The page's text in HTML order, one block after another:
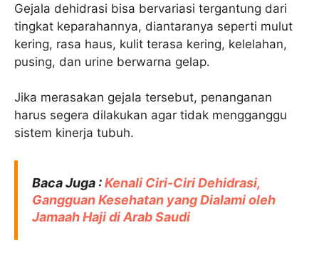
Gejala dehidrasi bisa bervariasi tergantung dari
tingkat keparahannya, diantaranya seperti mulut
kering, rasa haus, kulit terasa kering, kelelahan,
pusing, dan urine berwarna gelap.
Jika merasakan gejala tersebut, penanganan
harus segera dilakukan agar tidak mengganggu
sistem kinerja tubuh.
Baca Juga :Kenali Ciri-Ciri Dehidrasi,
Gangguan Kesehatan yang Dialami oleh
Jamaah Haji di Arab Saudi